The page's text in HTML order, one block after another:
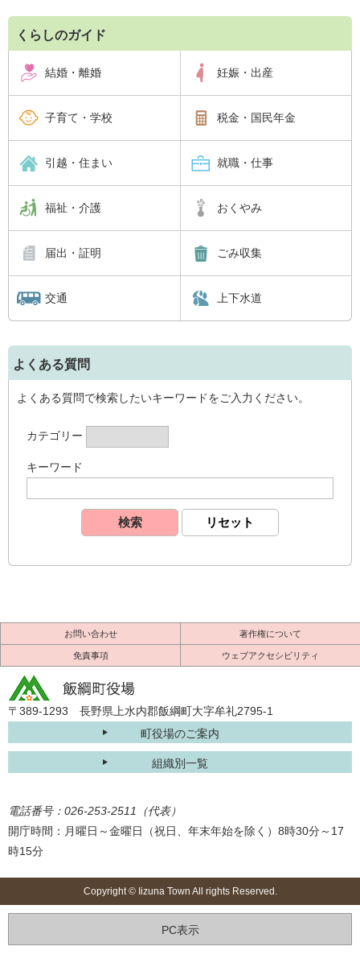
くらしのガイド
結婚・離婚 妊娠・出産
子育て・学校 税金・国民年金
引越・住まい 就職・仕事
福祉・介護 おくやみ
届出・証明 ごみ収集
交通 上下水道
よくある質問
よくある質問で検索したいキーワードをご入力ください。
カテゴリー
キーワード
お問い合わせ 著作権について
免責事項 ウェブアクセシビリティ
〒389-1293 長野県上水内郡飯綱町大字牟礼2795-1
町役場のご案内
組織別一覧
電話番号：026-253-2511（代表）
開庁時間：月曜日～金曜日（祝日、年末年始を除く）8時30分～17
時15分
Copyright © Iizuna Town All rights Reserved.
PC表示